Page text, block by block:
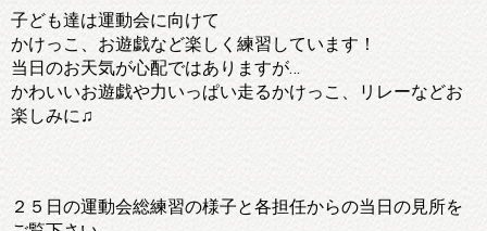
子ども達は運動会に向けて
かけっこ、お遊戯など楽しく練習しています！
当日のお天気が心配ではありますが…
かわいいお遊戯や力いっぱい走るかけっこ、リレーなどお
楽しみに♫
２５日の運動会総練習の様子と各担任からの当日の見所を